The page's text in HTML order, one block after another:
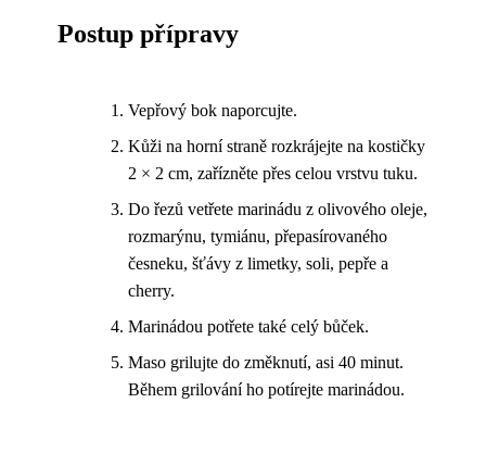
Postup přípravy
Vepřový bok naporcujte.
Kůži na horní straně rozkrájejte na kostičky
2 × 2 cm, zařízněte přes celou vrstvu tuku.
Do řezů vetřete marinádu z olivového oleje,
rozmarýnu, tymiánu, přepasírovaného
česneku, šťávy z limetky, soli, pepře a
cherry.
Marinádou potřete také celý bůček.
Maso grilujte do změknutí, asi 40 minut.
Během grilování ho potírejte marinádou.